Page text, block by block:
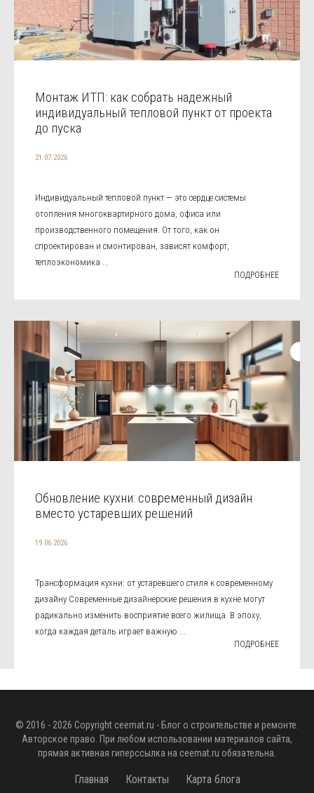
Монтаж ИТП: как собрать надежный
индивидуальный тепловой пункт от проекта
до пуска
21.07.2026
Индивидуальный тепловой пункт — это сердце системы
отопления многоквартирного дома, офиса или
производственного помещения. От того, как он
спроектирован и смонтирован, зависят комфорт,
теплоэкономика ...
ПОДРОБНЕЕ
Обновление кухни: современный дизайн
вместо устаревших решений
19.06.2026
Трансформация кухни: от устаревшего стиля к современному
дизайну Современные дизайнерские решения в кухне могут
радикально изменить восприятие всего жилища. В эпоху,
когда каждая деталь играет важную ...
ПОДРОБНЕЕ
© 2016 - 2026 Copyright ceemat.ru - Блог о строительстве и ремонте.
Авторское право. При любом использовании материалов сайта,
прямая активная гиперссылка на ceemat.ru обязательна.
Главная Контакты Карта блога